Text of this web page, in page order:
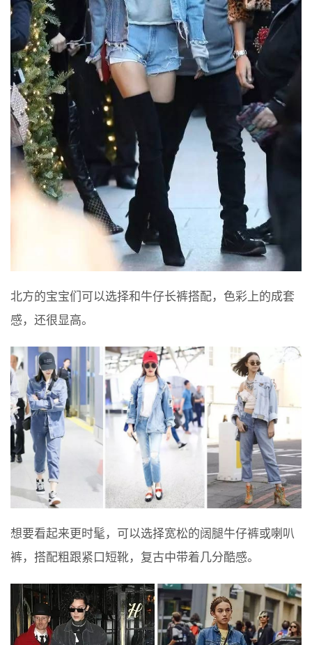
北方的宝宝们可以选择和牛仔长裤搭配，色彩上的成套
感，还很显高。
想要看起来更时髦，可以选择宽松的阔腿牛仔裤或喇叭
裤，搭配粗跟紧口短靴，复古中带着几分酷感。